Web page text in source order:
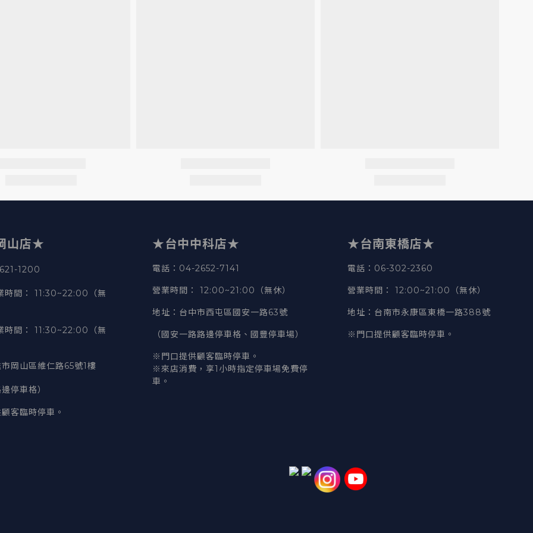
山店★
1200
時間 ： 11:30~22:00（無
時間 ： 11:30~22:00（無
岡山區維仁路65號1樓
停車格）
客臨時停車。
★台中中科店★
電話 ：04-2652-7141
營業時間 ： 12:00~21:00（無休）
地址 ：台中市西屯區國安一路63號
（國安一路路邊停車格、國豐停車場）
※門口提供顧客臨時停車。
※來店消費，享1小時指定停車場免費停
車。
★台南東橋店★
電話 ：06-302-2360
營業時間 ： 12:00~21:00（無休）
地址 ：台南市永康區東橋一路388號
※門口提供顧客臨時停車。